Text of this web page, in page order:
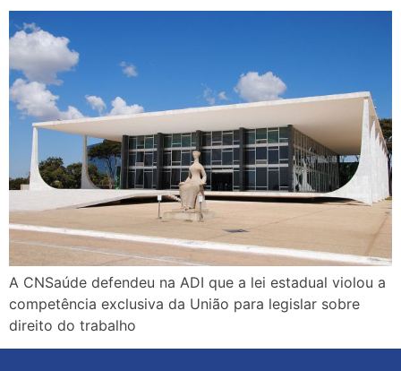
A CNSaúde defendeu na ADI que a lei estadual violou a
competência exclusiva da União para legislar sobre
direito do trabalho